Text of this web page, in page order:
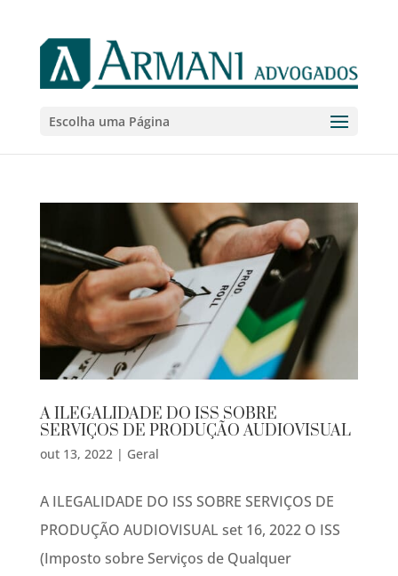
Escolha uma Página
A ILEGALIDADE DO ISS SOBRE
SERVIÇOS DE PRODUÇÃO AUDIOVISUAL
out 13, 2022| Geral
A ILEGALIDADE DO ISS SOBRE SERVIÇOS DE
PRODUÇÃO AUDIOVISUAL set 16, 2022 O ISS
(Imposto sobre Serviços de Qualquer